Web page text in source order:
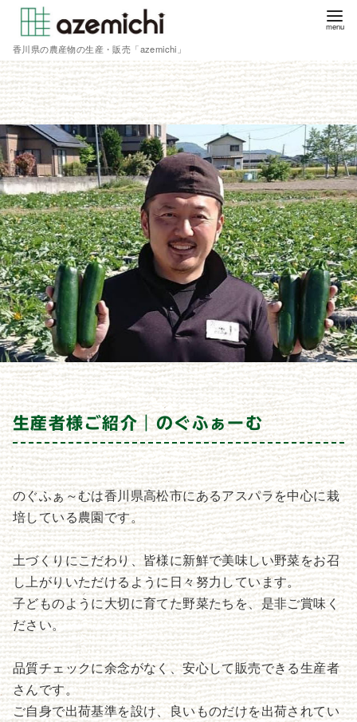
香川県の農産物の生産・販売「azemichi」
生産者様ご紹介｜のぐふぁーむ
のぐふぁ～むは香川県高松市にあるアスパラを中心に栽
培している農園です。
土づくりにこだわり、皆様に新鮮で美味しい野菜をお召
し上がりいただけるように日々努力しています。
子どものように大切に育てた野菜たちを、是非ご賞味く
ださい。
品質チェックに余念がなく、安心して販売できる生産者
さんです。
ご自身で出荷基準を設け、良いものだけを出荷されてい